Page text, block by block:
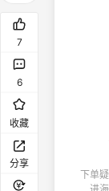
7
6
收藏
分享
下单